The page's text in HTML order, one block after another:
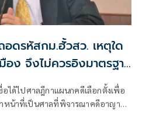
ดรหัสกม.ฮั้วสว. เหตุใด
อง จึงไม่ควรอิงมาตรฐาน
ได้ไปศาลฎีกาแผนกคดีเลือกตั้งเพื่อ
หน้าที่เป็นศาลที่พิจารณาคดีอาญา